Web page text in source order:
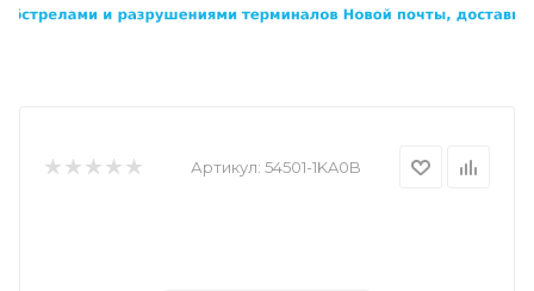
Артикул: 54501-1KA0B